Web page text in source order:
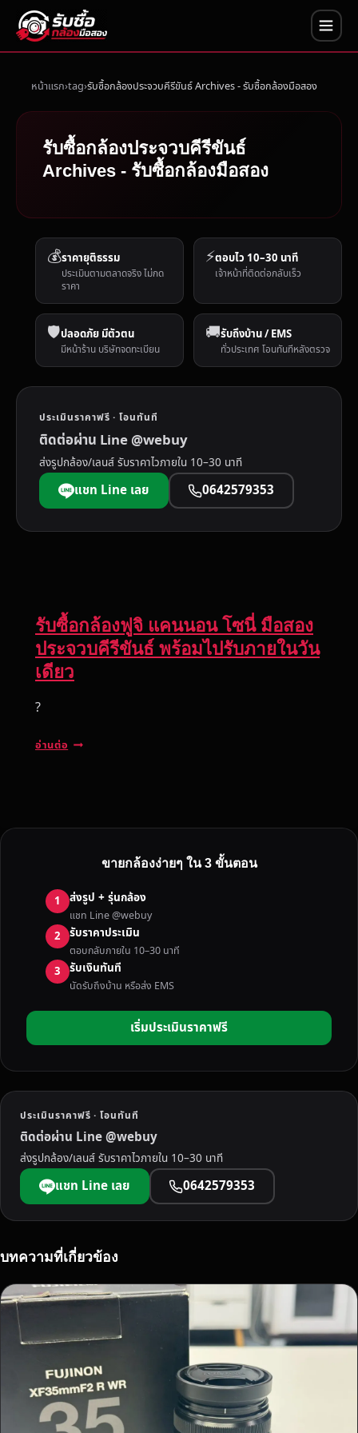
หน้าแรก tag รับซื้อกล้องประจวบคีรีขันธ์ Archives - รับซื้อกล้องมือสอง
รับซื้อกล้องประจวบคีรีขันธ์
Archives - รับซื้อกล้องมือสอง
💰ราคายุติธรรม
ประเมินตามตลาดจริง ไม่กด
ราคา
⚡ตอบไว 10–30 นาที
เจ้าหน้าที่ติดต่อกลับเร็ว
🛡️ปลอดภัย มีตัวตน
มีหน้าร้าน บริษัทจดทะเบียน
🚚รับถึงบ้าน / EMS
ทั่วประเทศ โอนทันทีหลังตรวจ
ประเมินราคาฟรี · โอนทันที
ติดต่อผ่าน Line @webuy
ส่งรูปกล้อง/เลนส์ รับราคาไวภายใน 10–30 นาที
แชท Line เลย 0642579353
รับซื้อกล้องฟูจิ แคนนอน โซนี่ มือสอง
ประจวบคีรีขันธ์ พร้อมไปรับภายในวัน
เดียว
?
อ่านต่อ
ล้
ฟู
จิ
แ
ค
น
น
นี่
มื
อ
ง
ป
ร
ะ
ว
คี
ธ์
พ
ร้
อ
ขายกล้องง่ายๆ ใน 3 ขั้นตอน
1 ส่งรูป + รุ่นกล้อง
แชท Line @webuy
2 รับราคาประเมิน
ตอบกลับภายใน 10–30 นาที
3 รับเงินทันที
นัดรับถึงบ้าน หรือส่ง EMS
เริ่มประเมินราคาฟรี
ประเมินราคาฟรี · โอนทันที
ติดต่อผ่าน Line @webuy
ส่งรูปกล้อง/เลนส์ รับราคาไวภายใน 10–30 นาที
แชท Line เลย 0642579353
บทความที่เกี่ยวข้อง